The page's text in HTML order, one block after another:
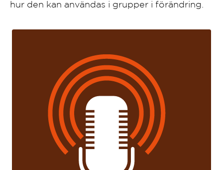
hur den kan användas i grupper i förändring.